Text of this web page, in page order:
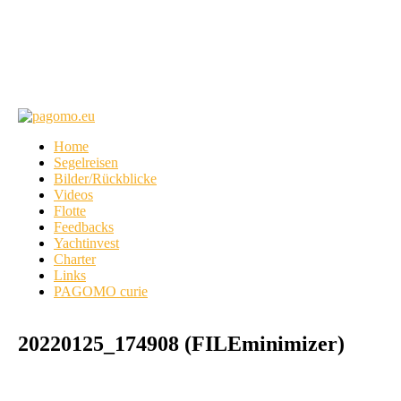
Home
Segelreisen
Bilder/Rückblicke
Videos
Flotte
Feedbacks
Yachtinvest
Charter
Links
PAGOMO curie
20220125_174908 (FILEminimizer)